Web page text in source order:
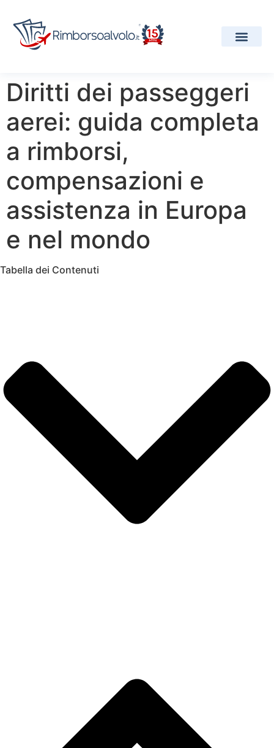
Diritti dei passeggeri
aerei: guida completa
a rimborsi,
compensazioni e
assistenza in Europa
e nel mondo
Tabella dei Contenuti